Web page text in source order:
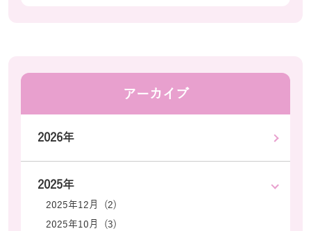
アーカイブ
2026年
2025年
2025年12月 (2)
2025年10月 (3)